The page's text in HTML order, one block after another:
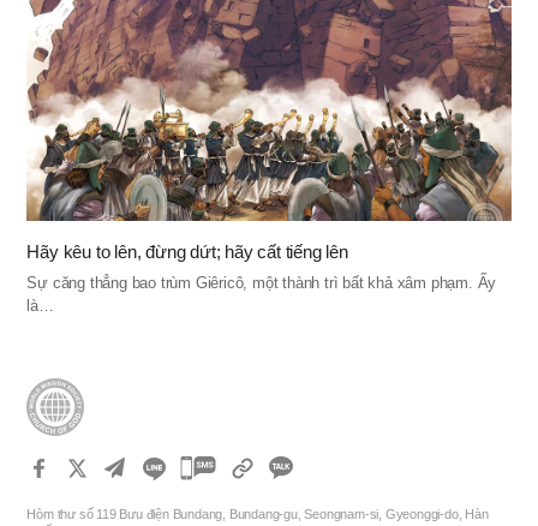
Hãy kêu to lên, đừng dứt; hãy cất tiếng lên
Sự căng thẳng bao trùm Giêricô, một thành trì bất khả xâm phạm. Ấy
là…
카
Hòm thư số 119 Bưu điện Bundang, Bundang-gu, Seongnam-si, Gyeonggi-do, Hàn